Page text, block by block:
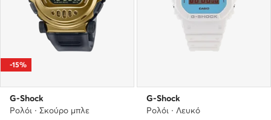
-15%
G-Shock
Ρολόι · Σκούρο μπλε
G-Shock
Ρολόι · Λευκό